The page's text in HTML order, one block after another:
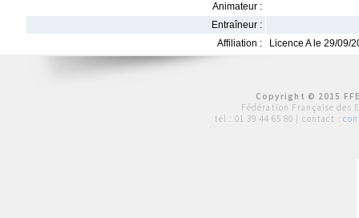
Animateur :
Entraîneur :
Affiliation :
Licence A le 29/09/
Copyright © 2015
Fédération Française des
tél : 01 39 44 65 80 | contact :